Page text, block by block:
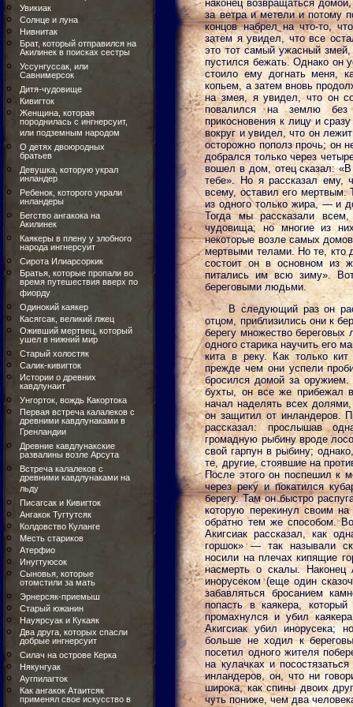
Увикиак
Солнце и луна
Нивнитак
Брат, который отправился на
Акилинек в поисках сестры
Уссунгуссак, или
Савнимерсок
Дитя-чудовище
Кивигток
Женщина, которая
породнилась с ингнерсуит,
или подземным народом
О детях двоюродных
братьев
Девушка, которую украл
инландер
Ребенок, которого украли
инландеры
Бегство ангакока на
Акилинек
Каякеры в плену у злобного
народа ингнерсуит
Сирота Илиарсоркик
Братья, которые пропали во
время путешествия вверх по
фиорду
Одинокий каякер
Касягсак, великий лжец
Оживший мертвец, который
ушел в нижний мир
Старый холостяк
Салик-кивигток
Истории о древних
кавдлунаит
Унгорток, вождь Какортока
Первая встреча калалеков с
древними кавдлунаками в
Гренландии
Древние кавдлунакские
развалины возле Арсута
Встреча калалеков с
древними кавдлунаками на
льду
Писагсак и Кивигток
Ангакок Тугтутсяк
Колдовство Куланге
Месть стариков
Атерфио
Инугтуюсок
Сыновья, которые
отомстили за мать
Эрнерсяк-приемыш
Старый южанин
Науярсуак и Кукаяк
Два друга, которых спасли
добрые ингнерсуит
Силач на острове Керка
Някунгуак
Аугпилагток
Как ангакок Атаитсяк
применял свое искусство в
наконец возвращаться
за ветра и метели и потому
концов набрел на что-то,
затем я увидел, что все
это тот самый ужасный змей,
пустился бежать. Однако он
стоило ему догнать меня,
копьем, а затем вновь
на змея, я увидел, что он
повалился на землю без
прикосновения к лицу и
вокруг и увидел, что он
осторожно пополз прочь; он
добрался только через
вошел в дом, отец сказал:
тебе». Но я рассказал ему,
всему, оставил его мертвым.
из одного только жира, — и
Тогда мы рассказали
чудовища; но многие из
некоторые возле самых
мертвыми телами. Но те, кто
состоит он в основном из
питались им всю зиму».
береговыми людьми.
В следующий раз он
отцом, приблизились они к
берегу множество
одного старика научить его
кита в реку. Как только
прежде чем они успели
бросился домой за
бухты, он все же прибежал
начал наделять всех
он защитил от инландеров.
рассказал: прослышав
громадную рыбину вроде
свой гарпун в рыбину;
те, другие, стоявшие на
После этого он поспешил к
через реку и покатился
берегу. Там он быстро
которую перекинул своим
обратно тем же способом.
Акигсиак рассказал, как
горшок» — так называли
носили на плечах кипящие
насмерть о скалы. Наконец
инорусеком (еще один
забавляться бросанием
попасть в каякера,
промахнулся и убил
Акигсиак убил инорусека;
больше не ходил к
посетил одного жителя
на кулачках и
инландеров, он, что ни
широка, как спины двоих
чуть пониже, чем два